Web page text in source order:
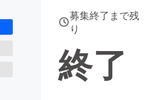
募集終了まで残
り
終了